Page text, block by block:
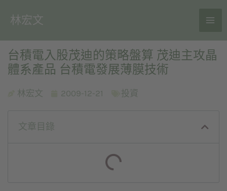
林宏文
台積電入股茂迪的策略盤算 茂迪主攻晶
體系產品 台積電發展薄膜技術
林宏文 2009-12-21 投資
文章目錄